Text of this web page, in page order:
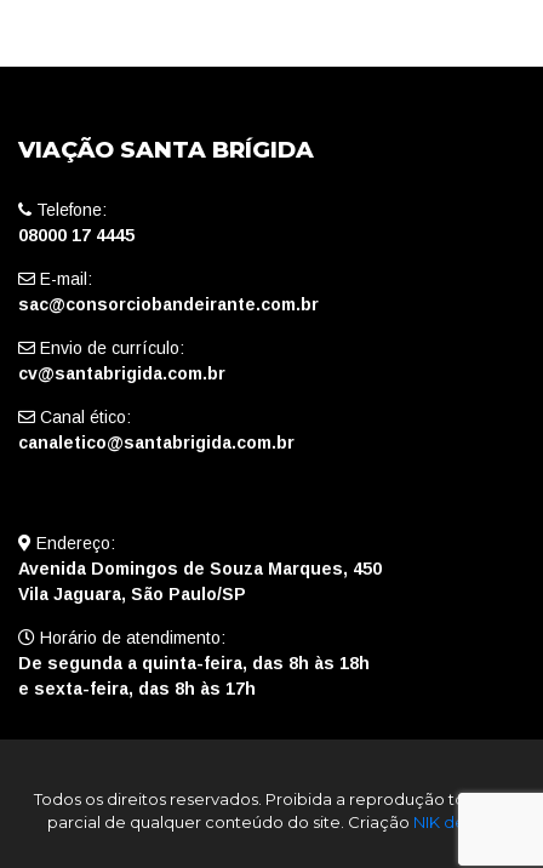
VIAÇÃO SANTA BRÍGIDA
Telefone:
08000 17 4445
E-mail:
sac@consorciobandeirante.com.br
Envio de currículo:
cv@santabrigida.com.br
Canal ético:
canaletico@santabrigida.com.br
Endereço:
Avenida Domingos de Souza Marques, 450
Vila Jaguara, São Paulo/SP
Horário de atendimento:
De segunda a quinta-feira, das 8h às 18h
e sexta-feira, das 8h às 17h
Todos os direitos reservados. Proibida a reprodução total ou
parcial de qualquer conteúdo do site. Criação NIK design